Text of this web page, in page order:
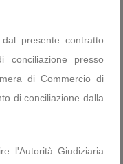
presente contratto
presso
di Commercio di
di conciliazione dalla
l'Autorità Giudiziaria